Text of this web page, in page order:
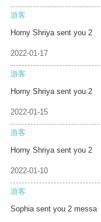
游客
Horny Shriya sent you 2
2022-01-17
游客
Horny Shriya sent you 2
2022-01-15
游客
Horny Shriya sent you 2
2022-01-10
游客
Sophia sent you 2 messa